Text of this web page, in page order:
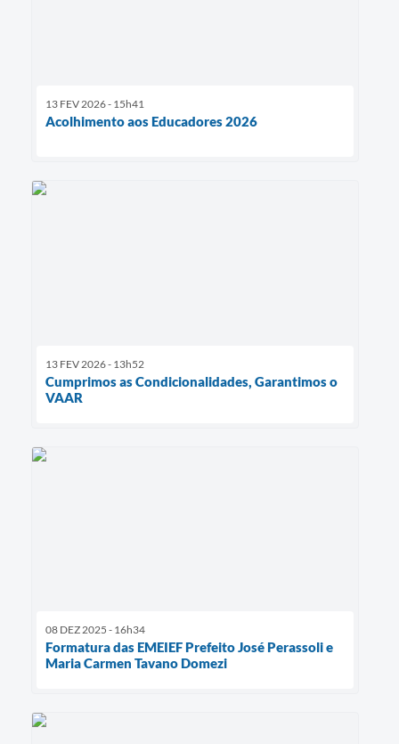
13 FEV 2026 - 15h41
Acolhimento aos Educadores 2026
13 FEV 2026 - 13h52
Cumprimos as Condicionalidades, Garantimos o
VAAR
08 DEZ 2025 - 16h34
Formatura das EMEIEF Prefeito José Perassoli e
Maria Carmen Tavano Domezi